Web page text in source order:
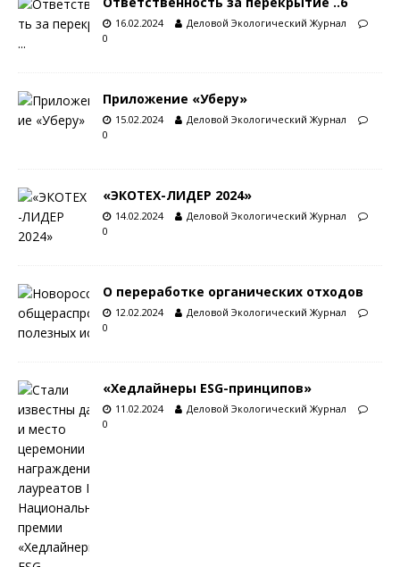
16.02.2024
Деловой Экологический Журнал
0
Приложение «Уберу»
15.02.2024
Деловой Экологический Журнал
0
«ЭКОТЕХ-ЛИДЕР 2024»
14.02.2024
Деловой Экологический Журнал
0
О переработке органических отходов
12.02.2024
Деловой Экологический Журнал
0
«Хедлайнеры ESG-принципов»
11.02.2024
Деловой Экологический Журнал
0